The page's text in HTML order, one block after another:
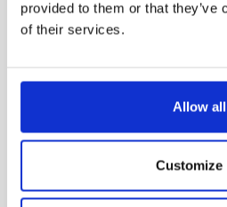
provided to them or that they’ve
of their services.
Allow all
Customize
60025-402
50007-301
50008-303
50009-301